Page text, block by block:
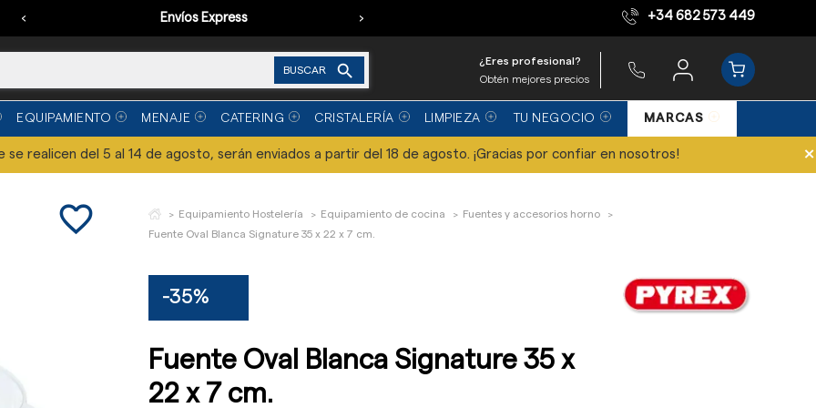
Envíos Express Equipo de expertos
‹ › +34 682 573 449
BUSCAR 
¿Eres profesional?
Obtén mejores precios
EQUIPAMIENTO MENAJE CATERING CRISTALERÍA LIMPIEZA TU NEGOCIO MARCAS
se realicen del 5 al 14 de agosto, serán enviados a partir del 18 de agosto. ¡Gracias por confiar en nosotros! ×
favorite_border Equipamiento Hostelería Equipamiento de cocina
Fuentes y accesorios horno
Fuente Oval Blanca Signature 35 x 22 x 7 cm.
-35%
Fuente Oval Blanca Signature 35 x
22 x 7 cm.